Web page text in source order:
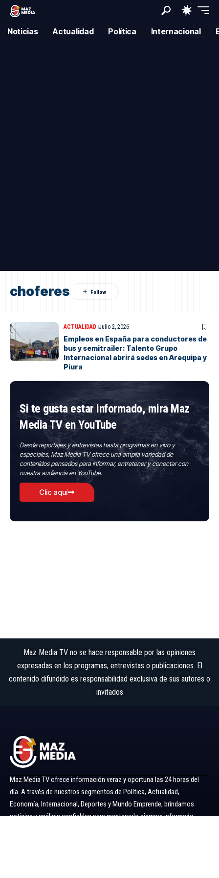
Noticias Actualidad Política Internacional
choferes
ACTUALIDAD Julio 2, 2026
Empleos en España para conductores de
bus y semitrailer: Talento Grupo
Internacional abrirá sedes en Arequipa y
Piura
Si te gusta estar informado, mira Maz
Media TV en YouTube
Desde reportajes y entrevistas hasta programas en vivo y
especiales, Maz Media TV ofrece una amplia variedad de
contenidos pensados para informar, entretener y conectar con
nuestra audiencia en YouTube.
Clic aquí
Maz Media TV no se hace responsable por las opiniones
expresadas en los programas, entrevistas o publicaciones. El
contenido difundido es responsabilidad exclusiva de sus autores o
invitados
Maz Media TV ofrece información veraz y oportuna las 24 horas del
día. A través de nuestros segmentos de Política, Actualidad,
Economía, Internacional, Deportes y Mundo Emprende, brindamos
noticias y análisis confiables para mantenerlo siempre informado.